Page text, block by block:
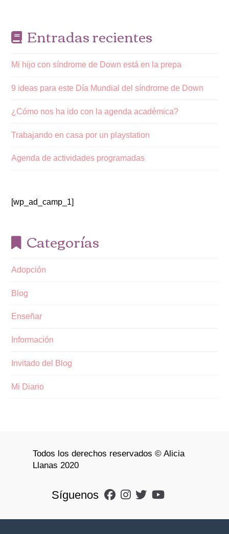
Entradas recientes
Mi hijo con síndrome de Down está en la prepa
9 ideas para este Día Mundial del síndrome de Down
¿Cómo nos ha ido con la agenda académica?
Trabajando en casa por un playstation
Agenda de actividades programadas
[wp_ad_camp_1]
Categorías
Adopción
Blog
Enseñar
Información
Invitado del Blog
Mi Diario
Todos los derechos reservados © Alicia
Llanas 2020
Síguenos